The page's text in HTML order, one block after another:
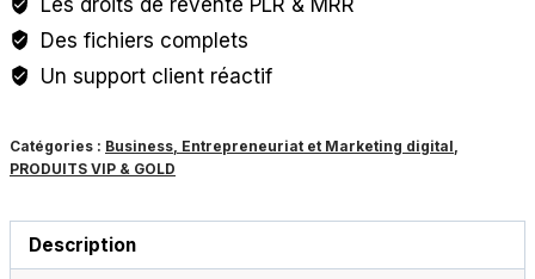
BIBLIQUES
Des fichiers complets
Un support client réactif
Catégories : Business, Entrepreneuriat et Marketing digital
PRODUITS VIP & GOLD
Description